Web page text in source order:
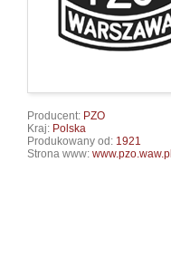
Producent: PZO
Kraj: Polska
Produkowany od: 1921
Strona www: www.pzo.waw.pl